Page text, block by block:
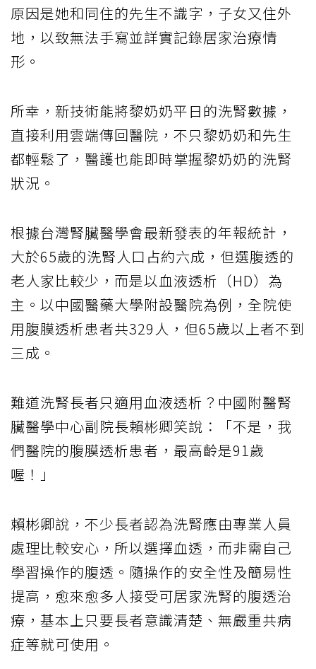
原因是她和同住的先生不識字，子女又住外
地，以致無法手寫並詳實記錄居家治療情
形。
所幸，新技術能將黎奶奶平日的洗腎數據，
直接利用雲端傳回醫院，不只黎奶奶和先生
都輕鬆了，醫護也能即時掌握黎奶奶的洗腎
狀況。
根據台灣腎臟醫學會最新發表的年報統計，
大於65歲的洗腎人口占約六成，但選腹透的
老人家比較少，而是以血液透析（HD）為
主。以中國醫藥大學附設醫院為例，全院使
用腹膜透析患者共329人，但65歲以上者不到
三成。
難道洗腎長者只適用血液透析？中國附醫腎
臟醫學中心副院長賴彬卿笑說：「不是，我
們醫院的腹膜透析患者，最高齡是91歲
喔！」
賴彬卿說，不少長者認為洗腎應由專業人員
處理比較安心，所以選擇血透，而非需自己
學習操作的腹透。隨操作的安全性及簡易性
提高，愈來愈多人接受可居家洗腎的腹透治
療，基本上只要長者意識清楚、無嚴重共病
症等就可使用。